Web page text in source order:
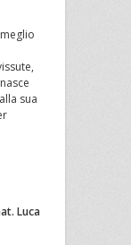
sua
Luca